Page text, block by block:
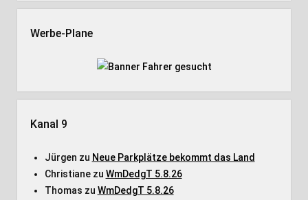
Werbe-Plane
Kanal 9
Jürgen zu Neue Parkplätze bekommt das Land
Christianezu WmDedgT 5.8.26
Thomas zu WmDedgT 5.8.26